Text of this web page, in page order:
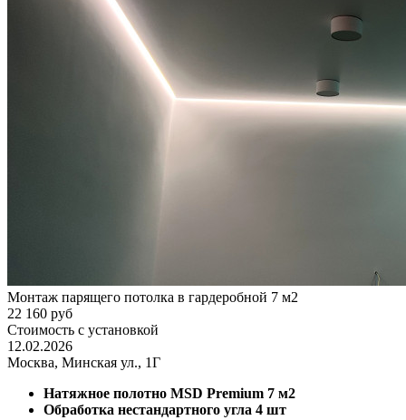
Монтаж парящего потолка в гардеробной 7 м2
22 160 руб
Стоимость с установкой
12.02.2026
Москва, Минская ул., 1Г
Натяжное полотно MSD Premium 7 м2
Обработка нестандартного угла 4 шт